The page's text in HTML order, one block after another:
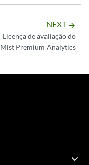
NEXT arrow_forward
Licença de avaliação do
Mist Premium Analytics